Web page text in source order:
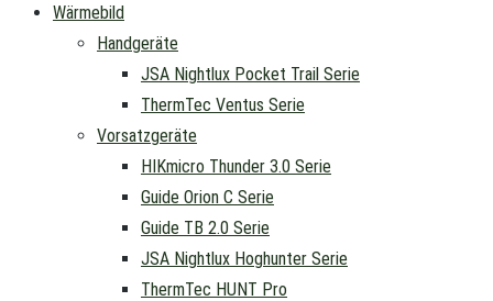
Wärmebild
Handgeräte
JSA Nightlux Pocket Trail Serie
ThermTec Ventus Serie
Vorsatzgeräte
HIKmicro Thunder 3.0 Serie
Guide Orion C Serie
Guide TB 2.0 Serie
JSA Nightlux Hoghunter Serie
ThermTec HUNT Pro